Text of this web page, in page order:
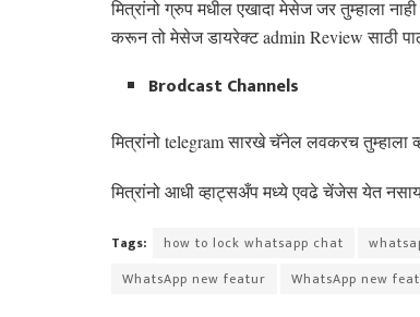
मित्रांनो ग्रुप मधील एखादा मेसेज जर तुम्हाला
करून तो मेसेज डायरेक्ट admin Review साठी
Brodcast Channels
मित्रांनो telegram सारखे चॅनेल लवकरच तुम्हाला
मित्रांनो आधी व्हाट्सअँप मध्ये एवढे चेंजेस येत
Tags: how to lock whatsapp chat
WhatsApp new featur
WhatsApp new